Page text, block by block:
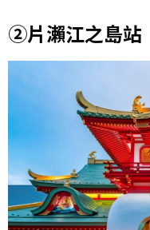
②片瀨江之島站